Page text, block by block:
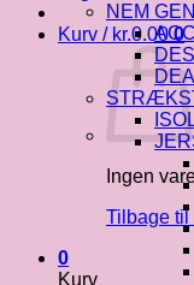
Kurv / kr.0.00 0
Ingen
Tilbage til
0
Kurv
NEM